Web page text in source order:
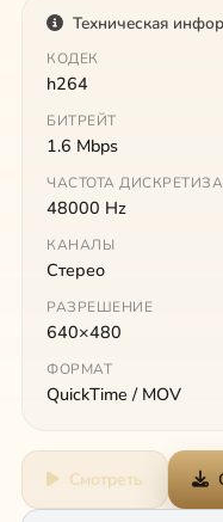
Техническая
КОДЕК
h264
БИТРЕЙТ
1.6 Mbps
ЧАСТОТА
48000 Hz
КАНАЛЫ
Стерео
РАЗРЕШЕНИЕ
640×480
ФОРМАТ
QuickTime / MOV
Смотреть